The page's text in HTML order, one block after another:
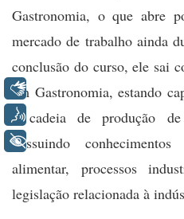
Gastronomia, o que abre
mercado de trabalho ainda
conclusão do curso, ele sai
em Gastronomia, estando
a cadeia de produção
possuindo
alimentar, processos
legislação relacionada à
Libras
Voz
+ Acessibilidade